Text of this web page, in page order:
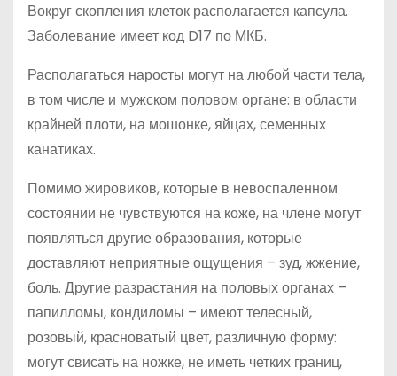
Вокруг скопления клеток располагается капсула.
Заболевание имеет код D17 по МКБ.
Располагаться наросты могут на любой части тела,
в том числе и мужском половом органе: в области
крайней плоти, на мошонке, яйцах, семенных
канатиках.
Помимо жировиков, которые в невоспаленном
состоянии не чувствуются на коже, на члене могут
появляться другие образования, которые
доставляют неприятные ощущения – зуд, жжение,
боль. Другие разрастания на половых органах –
папилломы, кондиломы – имеют телесный,
розовый, красноватый цвет, различную форму:
могут свисать на ножке, не иметь четких границ,